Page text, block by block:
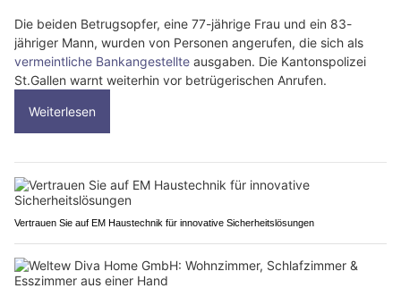
Die beiden Betrugsopfer, eine 77-jährige Frau und ein 83-
jähriger Mann, wurden von Personen angerufen, die sich als
vermeintliche Bankangestellte ausgaben. Die Kantonspolizei
St.Gallen warnt weiterhin vor betrügerischen Anrufen.
Weiterlesen
Vertrauen Sie auf EM Haustechnik für innovative Sicherheitslösungen